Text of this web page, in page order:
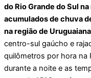
do Rio Grande do Sul
acumulados de chuva
na região de
centro-sul gaúcho e
quilômetros por hora na
durante a noite e as